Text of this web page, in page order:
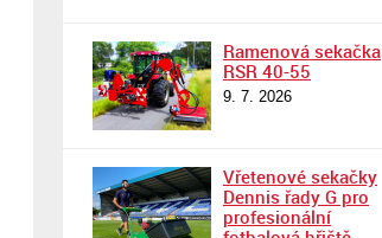
Ramenová sekačka
RSR 40-55
9. 7. 2026
Vřetenové sekačky
Dennis řady G pro
profesionální